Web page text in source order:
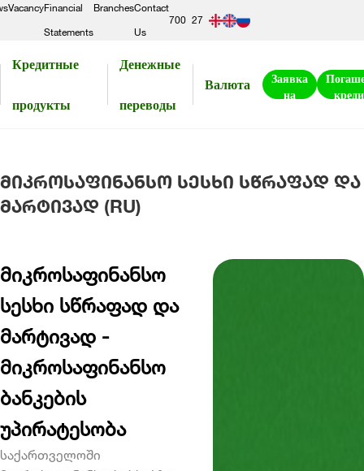
VacancyFinancial
Statements
BranchesContact
Us
700 27
Кредитные
продукты
Денежные
переводы
Валюта
Заявка
на
მიკროსაფინანსო სესხი სწრაფად და
მარტივად (RU)
მიკროსაფინანსო
სესხი სწრაფად და
მარტივად -
მიკროსაფინანსო
ბანკების
უპირატესობა
საქართველოში